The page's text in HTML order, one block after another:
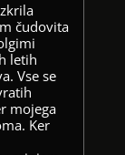
čudovita
letih
Vse se
mojega
Ker